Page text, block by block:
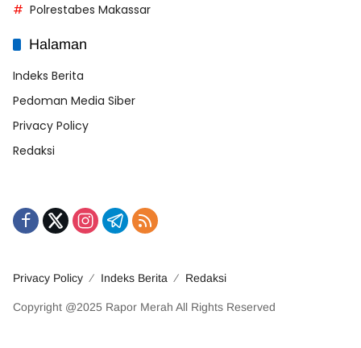
Polrestabes Makassar
Halaman
Indeks Berita
Pedoman Media Siber
Privacy Policy
Redaksi
Privacy Policy Indeks Berita Redaksi
Copyright @2025 Rapor Merah All Rights Reserved